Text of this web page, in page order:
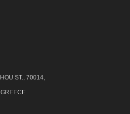
ST., 70014,